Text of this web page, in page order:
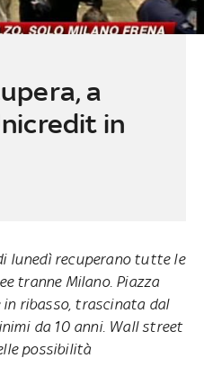
a
in
lunedì recuperano tutte le
tranne Milano. Piazza
ribasso, trascinata dal
da 10 anni. Wall street
possibilità